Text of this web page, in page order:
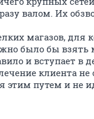
валом. Их
магазов, для
было бы взять
и вступает в
клиента не
этим путем и не